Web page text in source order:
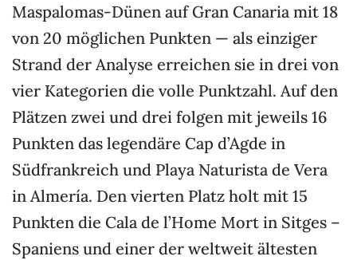
Maspalomas-Dünen auf Gran Canaria mit 18
von 20 möglichen Punkten — als einziger
Strand der Analyse erreichen sie in drei von
vier Kategorien die volle Punktzahl. Auf den
Plätzen zwei und drei folgen mit jeweils 16
Punkten das legendäre Cap d’Agde in
Südfrankreich und Playa Naturista de Vera
in Almería. Den vierten Platz holt mit 15
Punkten die Cala de l’Home Mort in Sitges –
Spaniens und einer der weltweit ältesten